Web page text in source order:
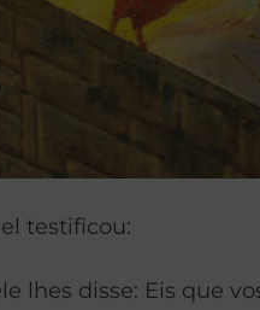
testificou:
lhes disse: Eis que